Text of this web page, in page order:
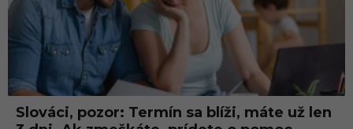
á
k
Slováci, pozor: Termín sa blíži, máte už len